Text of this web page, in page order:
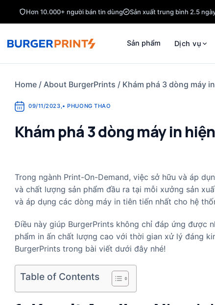
Hơn 10.000+ người bán tin dùng Sản xuất trung bình 2.5
Sản phẩm Dịch vụ
Home / About BurgerPrints / Khám phá 3 dòng máy
09/11/2023,• PHUONG THAO
Khám phá 3 dòng máy in
Trong ngành Print-On-Demand, việc sở hữu và áp
và chất lượng sản phẩm đầu ra tại mỗi xưởng sản
và áp dụng các dòng máy in tiên tiến nhất cho hệ
Điều này giúp BurgerPrints không chỉ đáp ứng được
phẩm in ấn chất lượng cao với thời gian xử lý đáng
BurgerPrints trong bài viết dưới đây nhé!
Table of Contents